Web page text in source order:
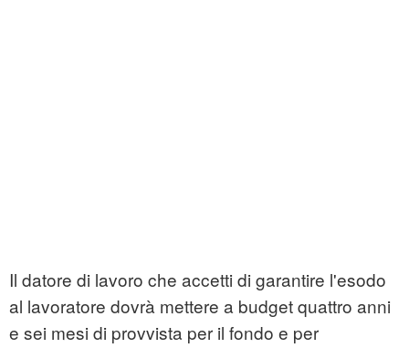
Il datore di lavoro che accetti di garantire l'esodo
al lavoratore dovrà mettere a budget quattro anni
e sei mesi di provvista per il fondo e per